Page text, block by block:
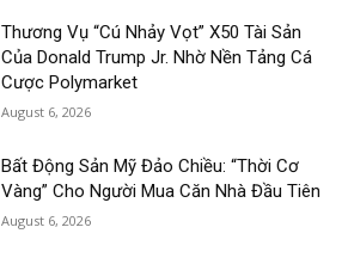
Thương Vụ “Cú Nhảy Vọt” X50 Tài Sản
Của Donald Trump Jr. Nhờ Nền Tảng Cá
Cược Polymarket
August 6, 2026
Bất Động Sản Mỹ Đảo Chiều: “Thời Cơ
Vàng” Cho Người Mua Căn Nhà Đầu Tiên
August 6, 2026